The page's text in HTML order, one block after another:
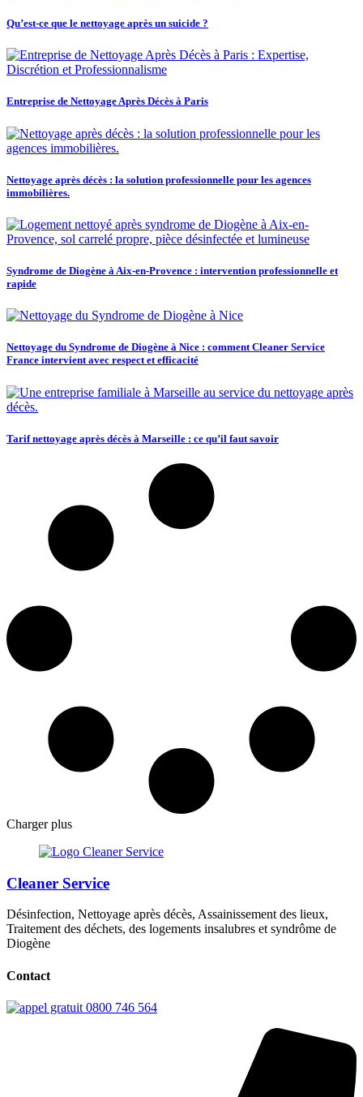
Qu’est-ce que le nettoyage après un suicide ?
Entreprise de Nettoyage Après Décès à Paris
Nettoyage après décès : la solution professionnelle pour les agences
immobilières.
Syndrome de Diogène à Aix-en-Provence : intervention professionnelle et
rapide
Nettoyage du Syndrome de Diogène à Nice : comment Cleaner Service
France intervient avec respect et efficacité
Tarif nettoyage après décès à Marseille : ce qu’il faut savoir
Charger plus
Cleaner Service
Désinfection, Nettoyage après décès, Assainissement des lieux,
Traitement des déchets, des logements insalubres et syndrôme de
Diogène
Contact